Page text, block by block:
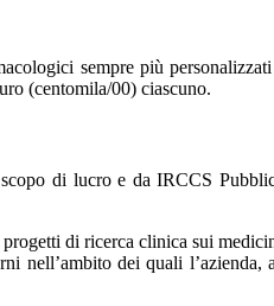
sempre più
(centomila/00) ciascuno.
di lucro e da IRCCS
di ricerca clinica sui
nell’ambito dei quali l’azienda,